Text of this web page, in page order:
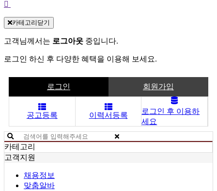
카테고리닫기
고객님께서는 로그아웃 중입니다.
로그인 하신 후 다양한 혜택을 이용해 보세요.
로그인 회원가입
공고등록 이력서등록
로그인 후 이용하
세요
카테고리
고객지원
채용정보
맞춤알바